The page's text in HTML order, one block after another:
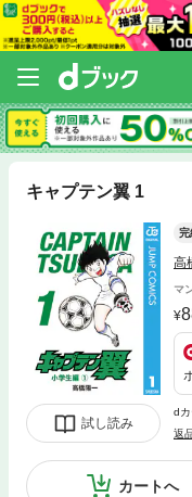
キャプテン翼 1
試し読み
完
高
マ
d
返
カートへ